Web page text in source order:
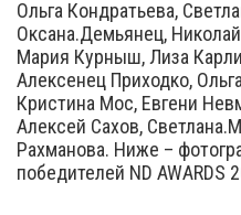
Ольга Кондратьева,
Оксана.Демьянец,
Мария Курныш, Лиза
Алексенец Приходко,
Кристина Мос, Евгени
Алексей Сахов,
Рахманова. Ниже –
победителей ND AWARDS